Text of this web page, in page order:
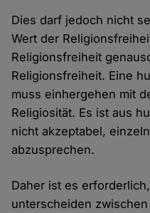
Dies darf jedoch nicht
Wert der
Religionsfreiheit
Religionsfreiheit. Eine
muss einhergehen mit
Religiosität. Es ist aus
nicht akzeptabel,
abzusprechen.
Daher ist es
unterscheiden